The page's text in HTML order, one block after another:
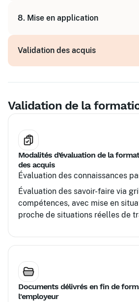
Impacts sur le transport
8. Mise en application
Rédiger les bonnes
et/ou maritime optimisé
Validation des acquis
Validation de la
Modalités d’évaluation de la
des acquis
Évaluation des connaissances
Évaluation des savoir-faire via
compétences, avec mise en
proche de situations réelles de
Documents délivrés en fin de
l'employeur